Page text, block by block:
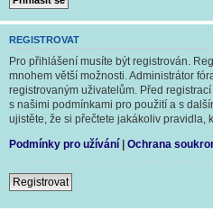
REGISTROVAT
Pro přihlášení musíte být registrován.
mnohem větší možnosti. Administrátor
registrovaným uživatelům. Před
s našimi podmínkami pro použití a s
ujistěte, že si přečtete jakákoliv pravidla,
Podmínky pro užívání | Ochrana
Registrovat